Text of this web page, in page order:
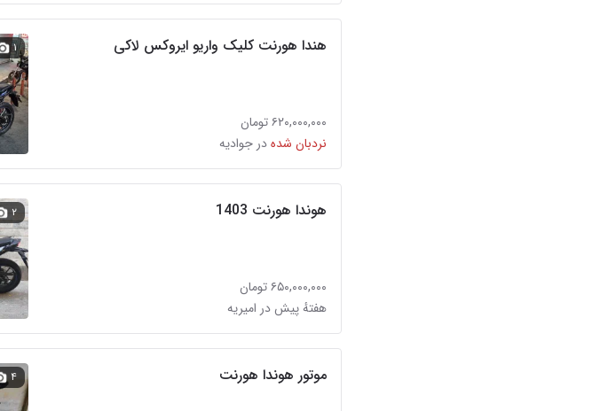
هندا هورنت کلیک واریو ایروکس لاکی
۶۲۰,۰۰۰,۰۰۰ تومان
نردبان شدهدر جوادیه
۱
هوندا هورنت 1403
۶۵۰,۰۰۰,۰۰۰ تومان
هفتهٔ پیش در امیریه
۲
موتور هوندا هورنت ۴